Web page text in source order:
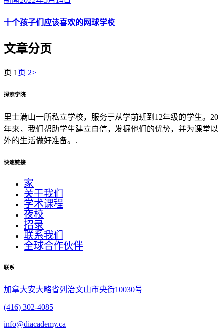
十个孩子们应该喜欢的网球学校
文章分页
页 1 页 2>
探索学院
里士满山一所私立学校，服务于从学前班到12年级的学生。20
年来，我们帮助学生建立自信，发掘他们的优势，并为课堂以
外的生活做好准备。.
快速链接
家
关于我们
学术课程
夜校
招录
联系我们
全球合作伙伴
联系
加拿大安大略省列治文山市央街10030号
(416) 302-4085
info@diacademy.ca